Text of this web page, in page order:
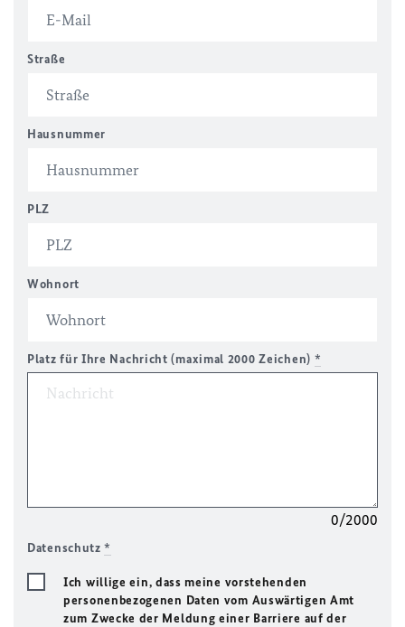
Straße
Hausnummer
PLZ
Wohnort
Platz für Ihre Nachricht (maximal 2000 Zeichen) *
0/2000
Datenschutz*
Ich willige ein, dass meine vorstehenden
personenbezogenen Daten vom Auswärtigen Amt
zum Zwecke der Meldung einer Barriere auf der